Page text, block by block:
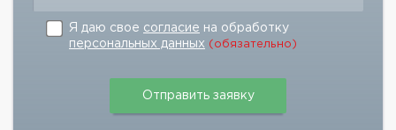
Я даю свое согласие на обработку
персональных данных (обязательно)